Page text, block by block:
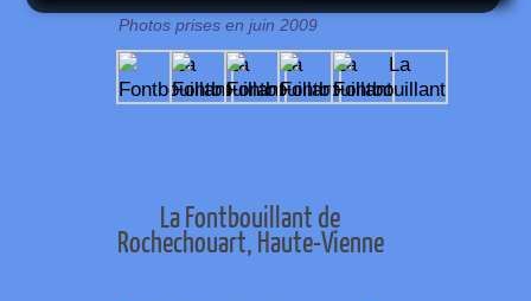
Photos prises en juin 2009
La Fontbouillant de
Rochechouart, Haute-Vienne